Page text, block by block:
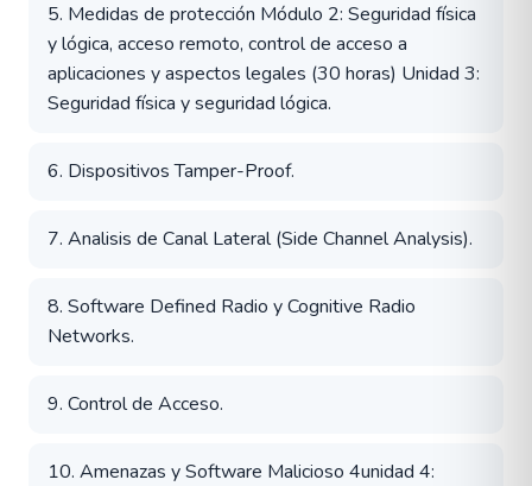
5. Medidas de protección Módulo 2: Seguridad física
y lógica, acceso remoto, control de acceso a
aplicaciones y aspectos legales (30 horas) Unidad 3:
Seguridad física y seguridad lógica.
6. Dispositivos Tamper-Proof.
7. Analisis de Canal Lateral (Side Channel Analysis).
8. Software Defined Radio y Cognitive Radio
Networks.
9. Control de Acceso.
10. Amenazas y Software Malicioso 4unidad 4: